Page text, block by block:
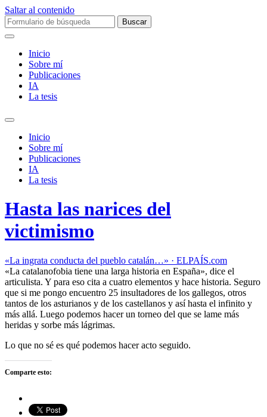
Saltar al contenido
Buscar:
Inicio
Sobre mí­
Publicaciones
IA
La tesis
Alternar
campo
búsqueda
Inicio
Sobre mí­
Publicaciones
IA
La tesis
Hasta las narices del
victimismo
«La ingrata conducta del pueblo catalán…» · ELPAÍS.com
«La catalanofobia tiene una larga historia en España», dice el
articulista. Y para eso cita a cuatro elementos y hace historia. Seguro
que si me pongo encuentro 25 insultadores de los gallegos, otros
tantos de los asturianos y de los castellanos y así hasta el infinito y
más allá. Luego podemos hacer un torneo del que se lame más
heridas y sorbe más lágrimas.
Lo que no sé es qué podemos hacer acto seguido.
Comparte esto: